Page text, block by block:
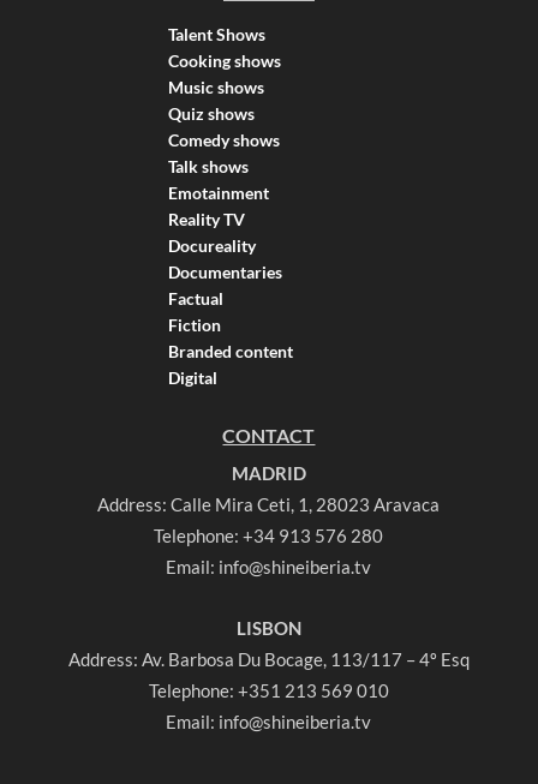
Talent Shows
Cooking shows
Music shows
Quiz shows
Comedy shows
Talk shows
Emotainment
Reality TV
Docureality
Documentaries
Factual
Fiction
Branded content
Digital
CONTACT
MADRID
Address: Calle Mira Ceti, 1, 28023 Aravaca
Telephone:+34 913 576 280
Email: info@shineiberia.tv
LISBON
Address: Av. Barbosa Du Bocage, 113/117 – 4º Esq
Telephone: +351 213 569 010
Email: info@shineiberia.tv